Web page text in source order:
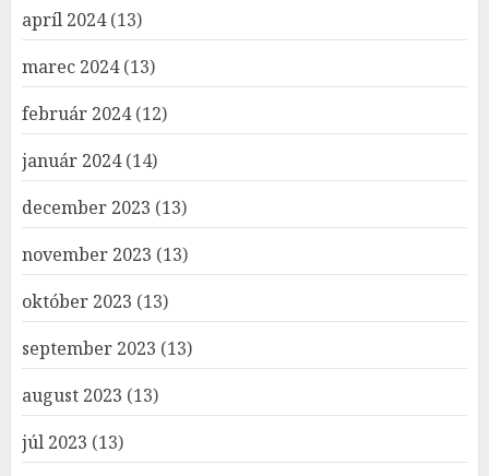
apríl 2024(13)
marec 2024(13)
február 2024(12)
január 2024(14)
december 2023 (13)
november 2023 (13)
október 2023 (13)
september 2023 (13)
august 2023 (13)
júl 2023 (13)